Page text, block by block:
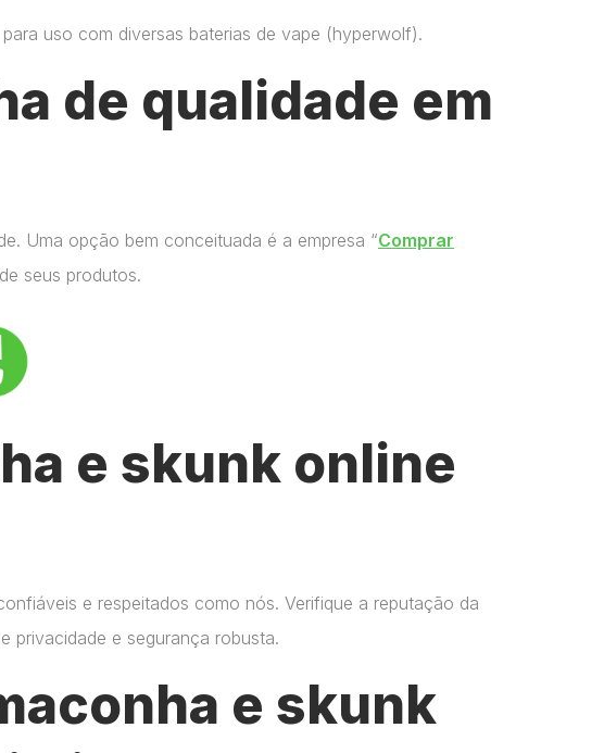
uso com diversas baterias de vape​ (hyperwolf)​.
de qualidade em
Uma opção bem conceituada é a empresa “Comprar
seus produtos.
e skunk online
e respeitados como nós. Verifique a reputação da
privacidade e segurança robusta.
e skunk